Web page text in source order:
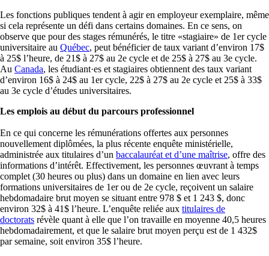
Les fonctions publiques tendent à agir en employeur exemplaire, même
si cela représente un défi dans certains domaines. En ce sens, on
observe que pour des stages rémunérés, le titre «stagiaire» de 1er cycle
universitaire au Québec, peut bénéficier de taux variant d’environ 17$
à 25$ l’heure, de 21$ à 27$ au 2e cycle et de 25$ à 27$ au 3e cycle.
Au Canada, les étudiant·es et stagiaires obtiennent des taux variant
d’environ 16$ à 24$ au 1er cycle, 22$ à 27$ au 2e cycle et 25$ à 33$
au 3e cycle d’études universitaires.
Les emplois au début du parcours professionnel
En ce qui concerne les rémunérations offertes aux personnes
nouvellement diplômées, la plus récente enquête ministérielle,
administrée aux titulaires d’un baccalauréat et d’une maîtrise, offre des
informations d’intérêt. Effectivement, les personnes œuvrant à temps
complet (30 heures ou plus) dans un domaine en lien avec leurs
formations universitaires de 1er ou de 2e cycle, reçoivent un salaire
hebdomadaire brut moyen se situant entre 978 $ et 1 243 $, donc
environ 32$ à 41$ l’heure. L’enquête reliée aux titulaires de
doctorats révèle quant à elle que l’on travaille en moyenne 40,5 heures
hebdomadairement, et que le salaire brut moyen perçu est de 1 432$
par semaine, soit environ 35$ l’heure.